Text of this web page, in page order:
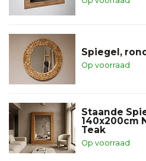
Spiegel,
Op voorraad
Staande
140x200cm
Teak
Op voorraad